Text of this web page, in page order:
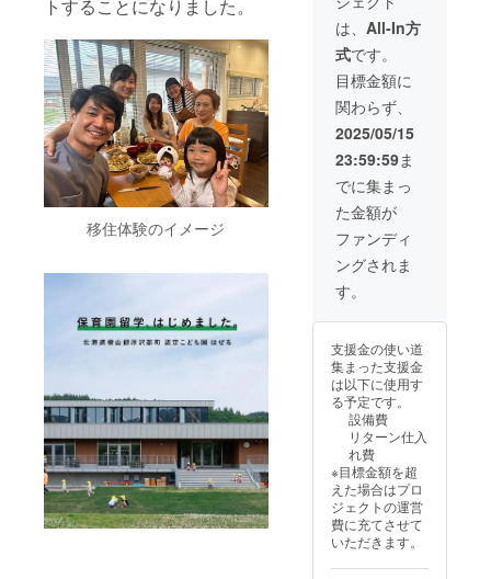
トすることになりました。
移住体験のイメージ
10月 ・
内容：
お米
（3kg）
、メー
クイン
（5kg）
・保存
方法：
常温 ・
中村が
アレン
ジした
郷土料
理が作
れるレ
材料、
主原料
の原産
地：北
海道厚
沢部町
・原材
料及び
添加物
等の食
品表示
はお届
け商品
のラベ
ルに表
メール
にてご
案内し
ます。
日程や
料理メ
ニュー
もご相
談させ
ていた
だきま
す。
持ち込
みし、
ご自宅
やイベ
ント会
場等へ
お伺い
し、
ケータ
リング
料理を
ご提供
いたし
ます。
・場
から車
圏内の
み ・人
数：最
大15名
まで ・
クラウ
ンディ
ング終
了後、
詳細情
報を
メール
は、 All-In方
式です。
目標金額に
関わらず、
2025/05/15
23:59:59ま
でに集まっ
た金額が
ファンディ
ングされま
す。
支援金の使い道
集まった支援金
は以下に使用す
る予定です。
設備費
リターン仕入
れ費
※目標金額を超
えた場合はプロ
ジェクトの運営
費に充てさせて
いただきます。